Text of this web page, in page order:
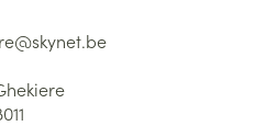
skynet.be